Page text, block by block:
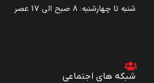
شنبه تا چهارشنبه: ۸ صبح الی 17 عصر
شبکه های اجتماعی